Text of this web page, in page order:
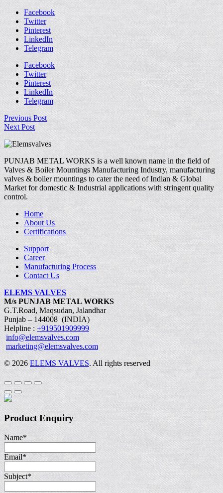
Facebook
Twitter
Pinterest
LinkedIn
Telegram
Facebook
Twitter
Pinterest
LinkedIn
Telegram
Previous Post
Next Post
PUNJAB METAL WORKS is a well known name in the field of
Valves & Boiler Mountings Manufacturing Industry, manufacturing
valves & boiler mountings to cater the need of Indian & Global
Market for domestic & Industrial applications with stringent quality
control.
Home
About Us
Certifications
Support
Career
Manufacturing Process
Contact Us
ELEMS VALVES
M/s PUNJAB METAL WORKS
G.T.Road, Maqsudan, Jalandhar
Punjab – 144008 (INDIA)
Helpline :+919501909999
info@elemsvalves.com
marketing@elemsvalves.com
© 2026ELEMS VALVES. All rights reserved
Product Enquiry
Name*
Email*
Subject*